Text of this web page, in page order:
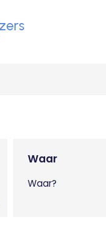
Waar
Waar?